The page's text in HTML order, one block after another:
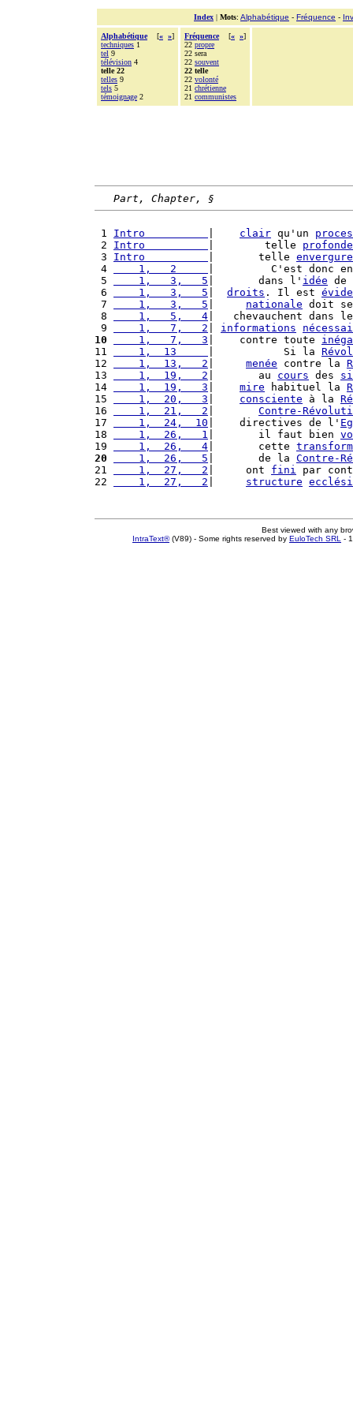
Index | Mots: Alphabétique - Fréquence -
Alphabétique [« »]
techniques 1
tel 9
télévision 4
telle 22
telles 9
tels 5
témoignage 2
Fréquence [« »]
22 propre
22 sera
22 souvent
22 telle
22 volonté
21 chrétienne
21 communistes
Part, Chapter, §
1 Intro clair qu'un
2 Intro |        telle
3 Intro |       telle envergure
4
    1,   2
|         C'est donc
5
    1,   3,   5
|       dans l' idée de
6
    1,   3,   5
droits . Il est
7
    1,   3,   5
nationale doit
8
    1,   5,   4
|   chevauchent dans
9
    1,   7,   2
informations
10
    1,   7,   3
|    contre toute
11
    1,  13
|           Si la
12
    1,  13,   2
menée contre la
13
    1,  19,   2
|       au cours des
14
    1,  19,   3
mire habituel la
15
    1,  20,   3
consciente à la
16
    1,  21,   2
Contre-
17
    1,  24,  10
|    directives de l'
18
    1,  26,   1
|       il faut bien
19
    1,  26,   4
|       cette
20
    1,  26,   5
|       de la Contre-
21
    1,  27,   2
|     ont fini par
22
    1,  27,   2
structure
Best viewed with any
IntraText®(V89) - Some rights reserved by EuloTech SRL -